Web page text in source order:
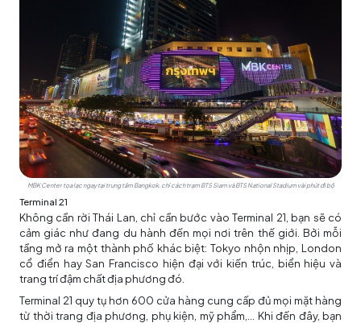
MBK Center tọa lạc ngay tại trung tâm Bangkok, chỉ cách trạm BTS Siam và BTS National Stadium vài phút đi bộ
Terminal 21
Không cần rời Thái Lan, chỉ cần bước vào Terminal 21, bạn sẽ có
cảm giác như đang du hành đến mọi nơi trên thế giới. Bởi mỗi
tầng mở ra một thành phố khác biệt: Tokyo nhộn nhịp, London
cổ điển hay San Francisco hiện đại với kiến trúc, biển hiệu và
trang trí đậm chất địa phương đó.
Terminal 21 quy tụ hơn 600 cửa hàng cung cấp đủ mọi mặt hàng
từ thời trang địa phương, phụ kiện, mỹ phẩm,... Khi đến đây, bạn